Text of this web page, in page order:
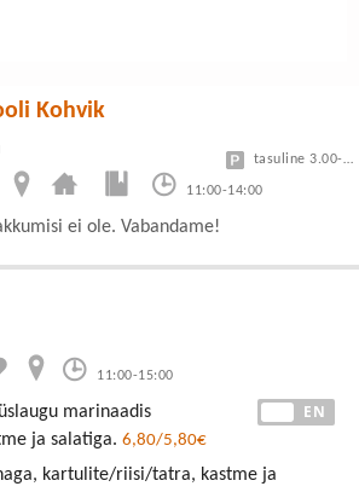
Kohvik
11:00-14:00
tasuline 3.00-7.50
ei ole. Vabandame!
11:00-15:00
EN
marinaadis
ja salatiga. 6,80/5,80€
kartulite/riisi/tatra, kastme ja